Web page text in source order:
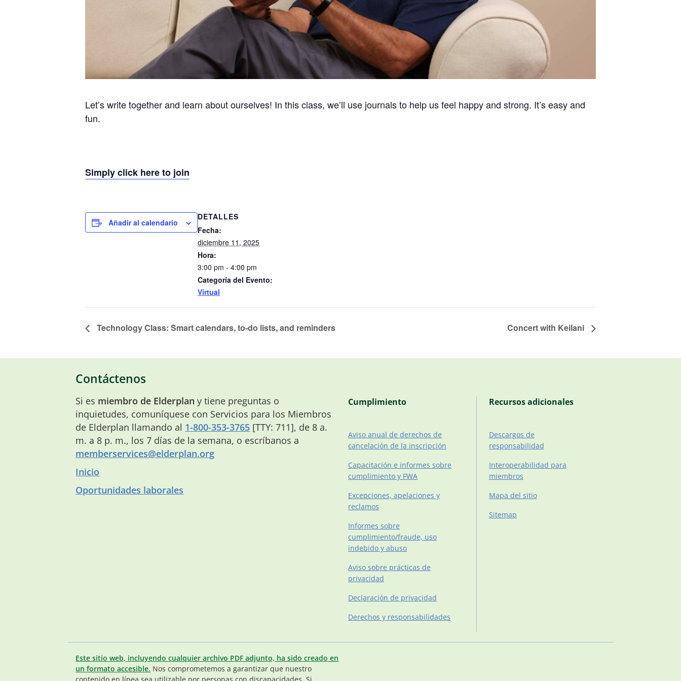
Let’s write together and learn about ourselves! In this class, we’ll use journals to help us feel happy and strong. It’s easy and
fun.
Simply click here to join
Añadir al calendario
DETALLES
Fecha:
diciembre 11, 2025
Hora:
3:00 pm - 4:00 pm
Categoría del Evento:
Virtual
Technology Class: Smart calendars, to-do lists, and reminders Concert with Keilani
Contáctenos
Si es miembro de Elderplan y tiene preguntas o
inquietudes, comuníquese con Servicios para los Miembros
de Elderplan llamando al 1-800-353-3765 [TTY: 711], de 8 a.
m. a 8 p. m., los 7 días de la semana, o escríbanos a
memberservices@elderplan.org
Inicio
Oportunidades laborales
Cumplimiento
Aviso anual de derechos de
cancelación de la inscripción
Capacitación e informes sobre
cumplimiento y FWA
Excepciones, apelaciones y
reclamos
Informes sobre
cumplimiento/fraude, uso
indebido y abuso
Aviso sobre prácticas de
privacidad
Declaración de privacidad
Derechos y responsabilidades
Recursos adicionales
Descargos de
responsabilidad
Interoperabilidad para
miembros
Mapa del sitio
Sitemap
Este sitio web, incluyendo cualquier archivo PDF adjunto, ha sido creado en
un formato accesible. Nos comprometemos a garantizar que nuestro